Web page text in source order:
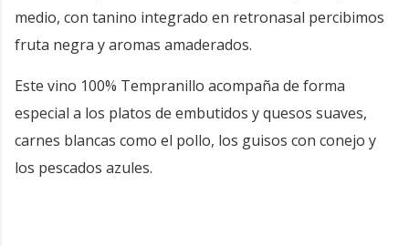
medio, con tanino integrado en retronasal percibimos
fruta negra y aromas amaderados.
Este vino 100% Tempranillo acompaña de forma
especial a los platos de embutidos y quesos suaves,
carnes blancas como el pollo, los guisos con conejo y
los pescados azules.